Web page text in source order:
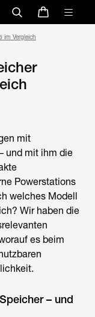
im Vergleich
mit
und mit ihm die
Powerstations
welches Modell
Wir haben die
es beim
– und